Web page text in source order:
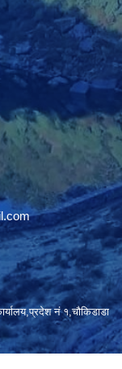
नं १,चौकिडाडा